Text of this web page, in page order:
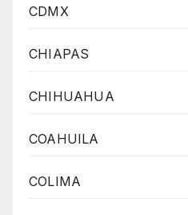
CDMX
CHIAPAS
CHIHUAHUA
COAHUILA
COLIMA